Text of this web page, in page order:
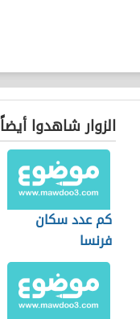
الزوار شاهدوا أيضاً
كم عدد سكان
فرنسا